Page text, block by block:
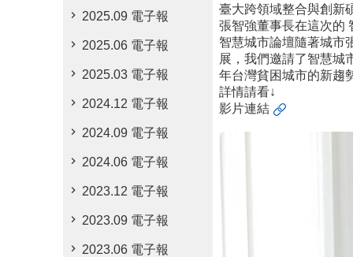
2025.09 電子報
2025.06 電子報
2025.03 電子報
2024.12 電子報
2024.09 電子報
2024.06 電子報
2023.12 電子報
2023.09 電子報
2023.06 電子報
臺大跨領域整合與創新
張智強董事長在這次的
智慧城市論壇隨著城市
展，我們邀請了智慧城
年台灣貧困城市的新趨
詳情請看↓
影片連結